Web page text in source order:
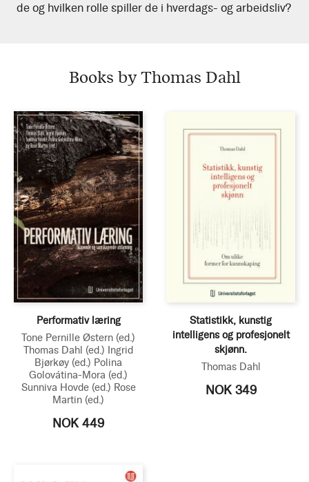
de og hvilken rolle spiller de i hverdags- og arbeidsliv?
Books by Thomas Dahl
Performativ læring
Tone Pernille Østern (ed.)
Thomas Dahl (ed.) Ingrid
Bjørkøy (ed.) Polina
Golovátina-Mora (ed.)
Sunniva Hovde (ed.) Rose
Martin (ed.)
NOK 449
Statistikk, kunstig
intelligens og profesjonelt
skjønn.
Thomas Dahl
NOK 349